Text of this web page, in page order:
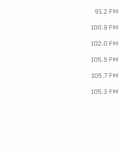
91.2 FM
100.9 FM
102.0 FM
105.5 FM
105.7 FM
105.3 FM